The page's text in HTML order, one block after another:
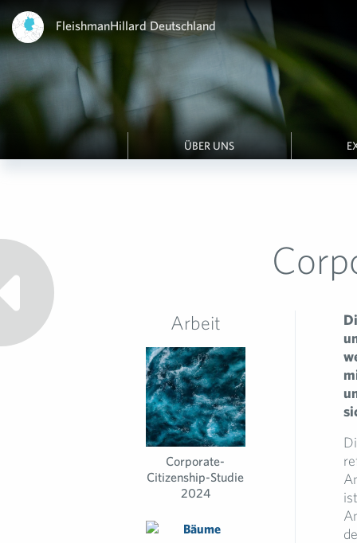
FleishmanHillard Deutschland
ÜBER UNS
Arbeit
Corporate-
Citizenship-Studie
2024